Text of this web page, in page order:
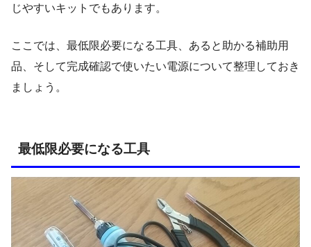
じやすいキットでもあります。
ここでは、最低限必要になる工具、あると助かる補助用
品、そして完成確認で使いたい電源について整理しておき
ましょう。
最低限必要になる工具